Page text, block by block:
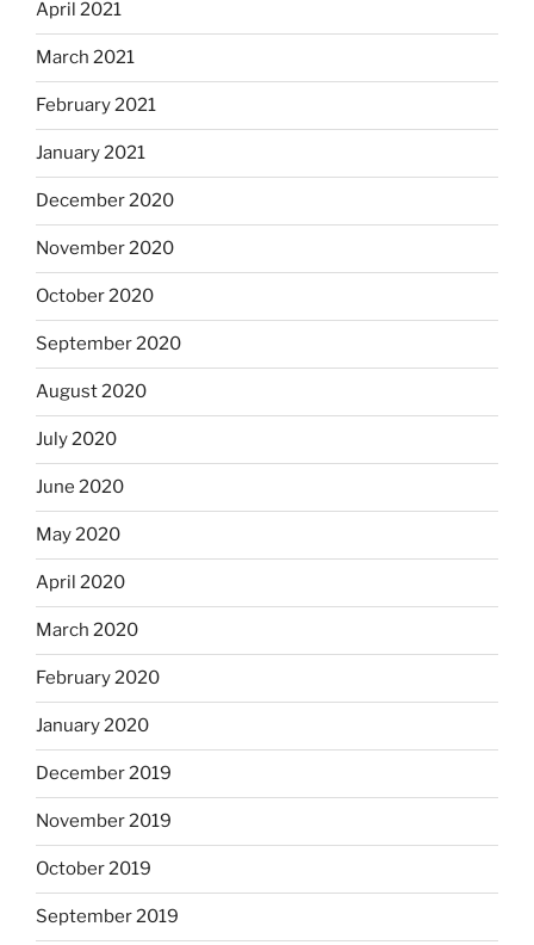
April 2021
March 2021
February 2021
January 2021
December 2020
November 2020
October 2020
September 2020
August 2020
July 2020
June 2020
May 2020
April 2020
March 2020
February 2020
January 2020
December 2019
November 2019
October 2019
September 2019